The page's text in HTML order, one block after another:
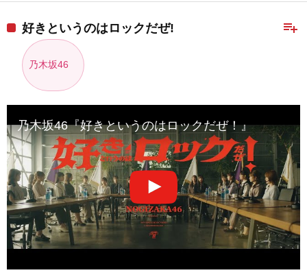
playlist_add
好きというのはロックだぜ!
乃木坂46
乃木坂46『好きというのはロックだぜ！』